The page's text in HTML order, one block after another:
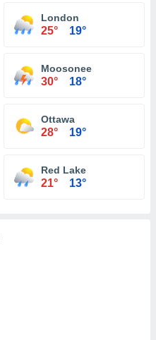
London
25° 19°
Moosonee
30° 18°
Ottawa
28° 19°
Red Lake
21° 13°